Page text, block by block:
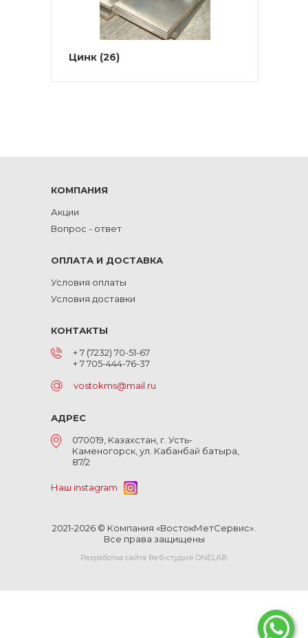
Цинк (26)
КОМПАНИЯ
Акции
Вопрос - ответ
ОПЛАТА И ДОСТАВКА
Условия оплаты
Условия доставки
КОНТАКТЫ
+ 7 (7232) 70-51-67
+ 7 705-444-76-37
vostokms@mail.ru
АДРЕС
070019, Казахстан, г. Усть-
Каменогорск, ул. Кабанбай батыра,
87/2
Наш instagram
2021-2026 © Компания «ВостокМетСервис».
Все права защищены
Разработка сайта Веб-студия ONELAB